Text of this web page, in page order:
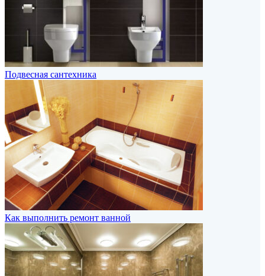
Подвесная сантехника
Как выполнить ремонт ванной